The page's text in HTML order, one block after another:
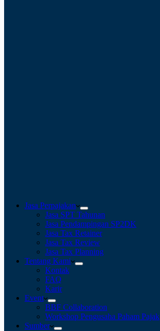
Jasa Perpajakan
Jasa SPT Tahunan
Jasa Pendampingan SP2DK
Jasa Tax Retainer
Jasa Tax Review
Jasa Tax Planning
Tentang Kami
Kontak
FAQ
Karir
Event
BBF Collaboration
Workshop Pengusaha Paham Pajak
Sumber